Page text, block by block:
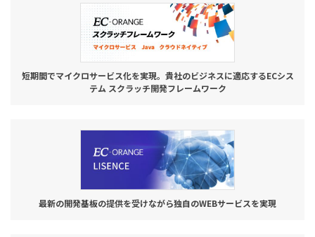
短期間でマイクロサービス化を実現。貴社のビジネスに適応するECシス
テム スクラッチ開発フレームワーク
最新の開発基板の提供を受けながら独自のWEBサービスを実現